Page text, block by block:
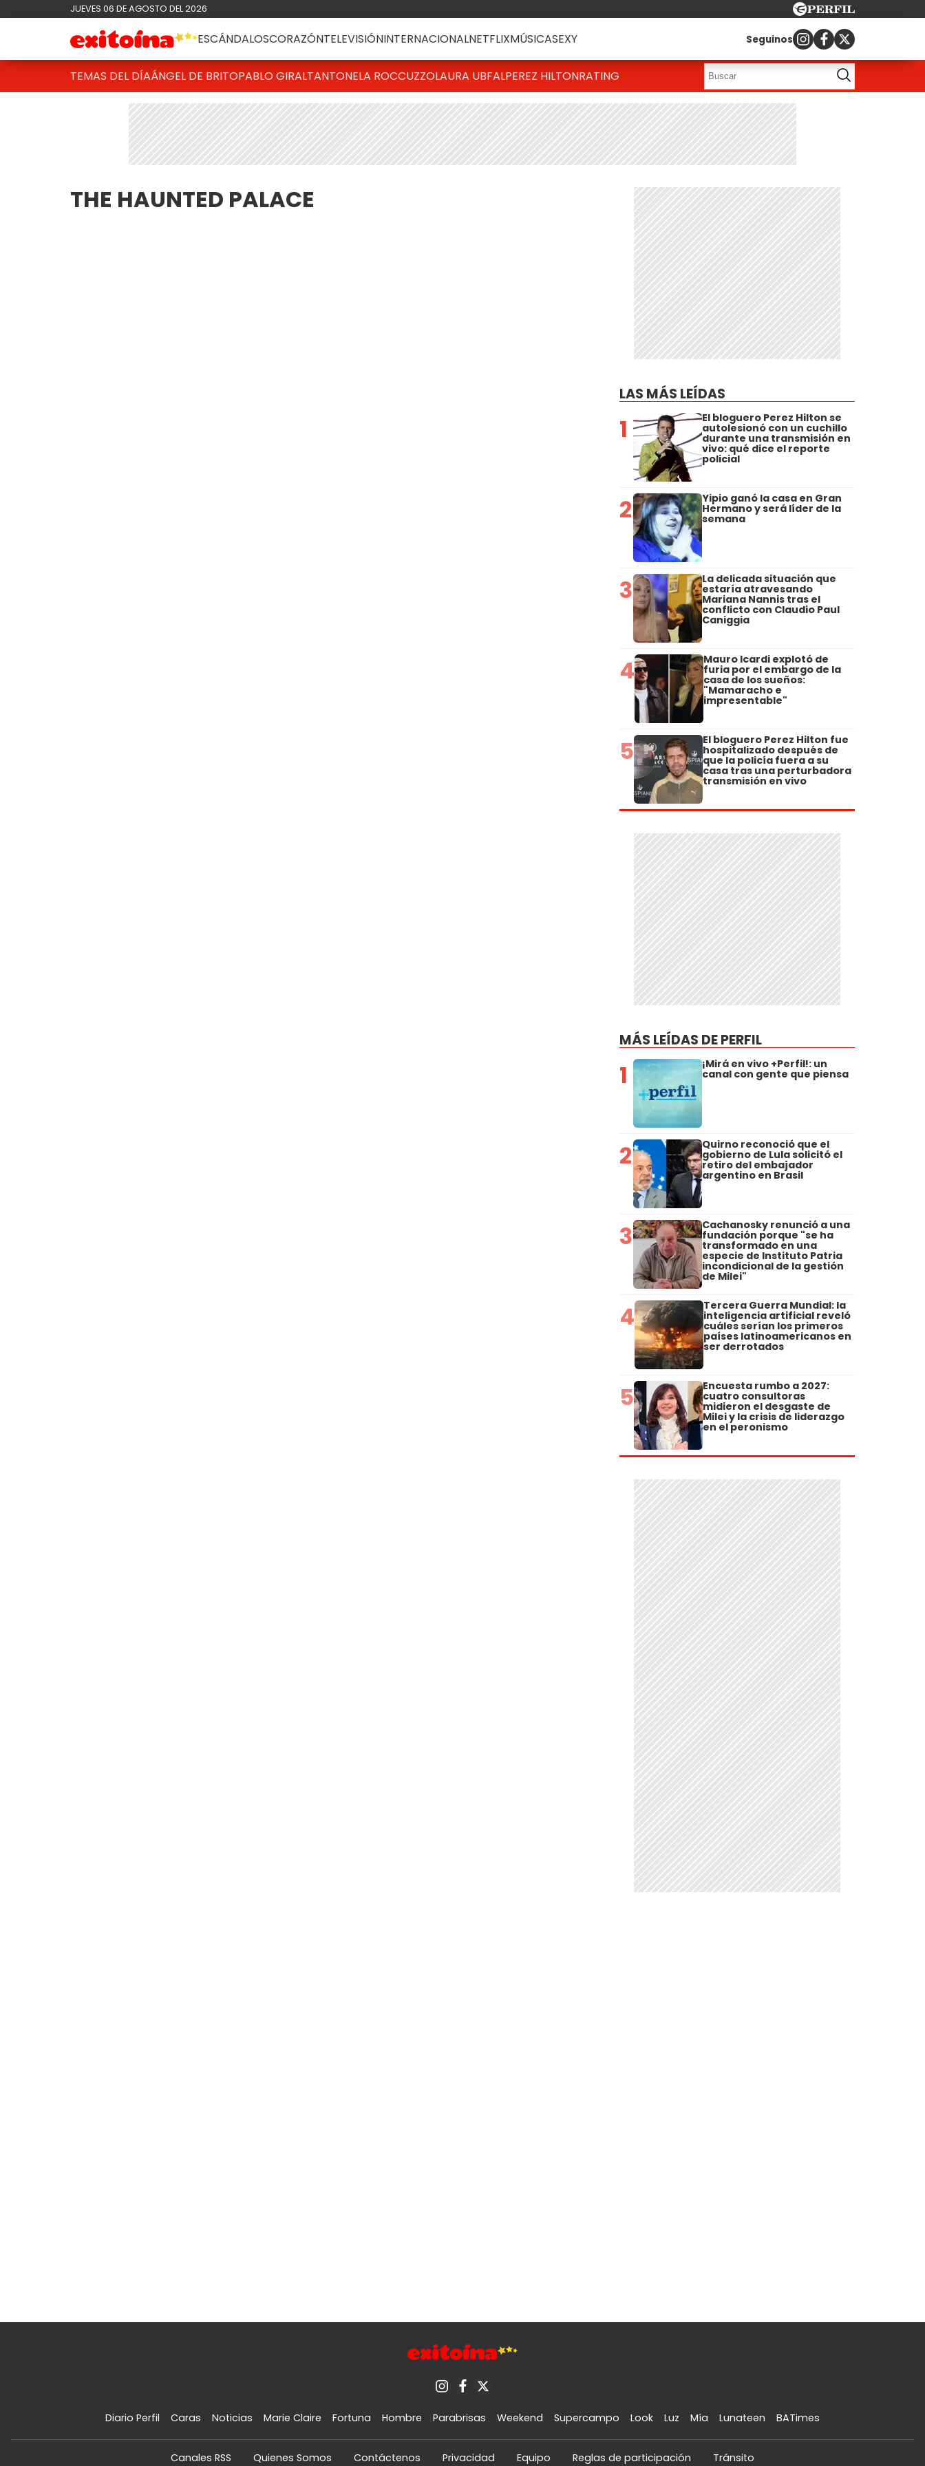
JUEVES 06 DE AGOSTO DEL 2026
ESCÁNDALOSCORAZÓNTELEVISIÓNINTERNACIONALNETFLIXMÚSICASEXY Seguinos
TEMAS DEL DÍAÁNGEL DE BRITOPABLO GIRALTANTONELA ROCCUZZOLAURA UBFALPEREZ HILTONRATING
THE HAUNTED PALACE
LAS MÁS LEÍDAS
1 El bloguero Perez Hilton se
autolesionó con un cuchillo
durante una transmisión en
vivo: qué dice el reporte
policial
2 Yipio ganó la casa en Gran
Hermano y será líder de la
semana
3 La delicada situación que
estaría atravesando
Mariana Nannis tras el
conflicto con Claudio Paul
Caniggia
4 Mauro Icardi explotó de
furia por el embargo de la
casa de los sueños:
"Mamaracho e
impresentable"
5 El bloguero Perez Hilton fue
hospitalizado después de
que la policía fuera a su
casa tras una perturbadora
transmisión en vivo
MÁS LEÍDAS DE PERFIL
1 ¡Mirá en vivo +Perfil!: un
canal con gente que piensa
2 Quirno reconoció que el
gobierno de Lula solicitó el
retiro del embajador
argentino en Brasil
3 Cachanosky renunció a una
fundación porque "se ha
transformado en una
especie de Instituto Patria
incondicional de la gestión
de Milei"
4 Tercera Guerra Mundial: la
inteligencia artificial reveló
cuáles serían los primeros
países latinoamericanos en
ser derrotados
5 Encuesta rumbo a 2027:
cuatro consultoras
midieron el desgaste de
Milei y la crisis de liderazgo
en el peronismo
Diario Perfil Caras Noticias Marie Claire Fortuna Hombre Parabrisas Weekend Supercampo Look Luz Mía Lunateen BATimes
Canales RSS Quienes Somos Contáctenos Privacidad Equipo Reglas de participación Tránsito